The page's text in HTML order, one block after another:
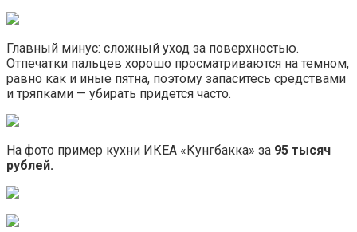
Главный минус: сложный уход за поверхностью.
Отпечатки пальцев хорошо просматриваются на темном,
равно как и иные пятна, поэтому запаситесь средствами
и тряпками — убирать придется часто.
На фото пример кухни ИКЕА «Кунгбакка» за 95 тысяч
рублей.